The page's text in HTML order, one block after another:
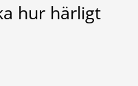
hur härligt